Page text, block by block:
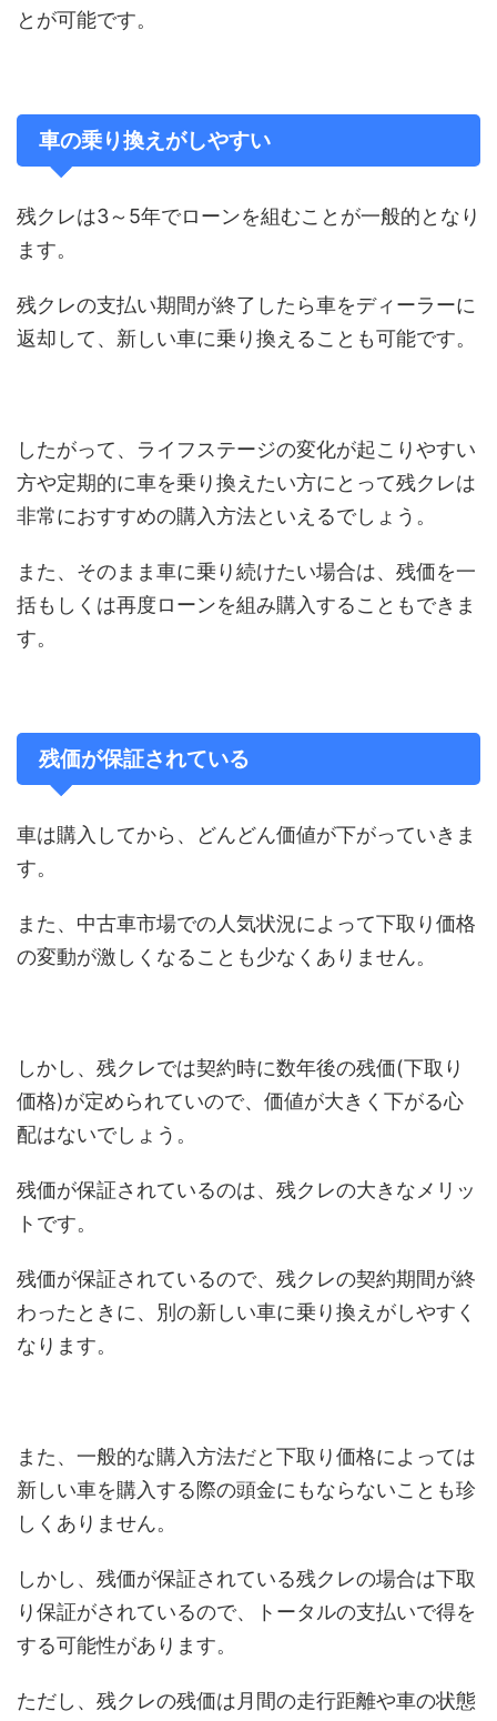
とが可能です。
車の乗り換えがしやすい
残クレは3～5年でローンを組むことが一般的となり
ます。
残クレの支払い期間が終了したら車をディーラーに
返却して、新しい車に乗り換えることも可能です。
したがって、ライフステージの変化が起こりやすい
方や定期的に車を乗り換えたい方にとって残クレは
非常におすすめの購入方法といえるでしょう。
また、そのまま車に乗り続けたい場合は、残価を一
括もしくは再度ローンを組み購入することもできま
す。
残価が保証されている
車は購入してから、どんどん価値が下がっていきま
す。
また、中古車市場での人気状況によって下取り価格
の変動が激しくなることも少なくありません。
しかし、残クレでは契約時に数年後の残価(下取り
価格)が定められていので、価値が大きく下がる心
配はないでしょう。
残価が保証されているのは、残クレの大きなメリッ
トです。
残価が保証されているので、残クレの契約期間が終
わったときに、別の新しい車に乗り換えがしやすく
なります。
また、一般的な購入方法だと下取り価格によっては
新しい車を購入する際の頭金にもならないことも珍
しくありません。
しかし、残価が保証されている残クレの場合は下取
り保証がされているので、トータルの支払いで得を
する可能性があります。
ただし、残クレの残価は月間の走行距離や車の状態